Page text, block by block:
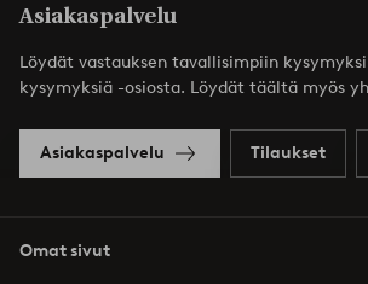
Asiakaspalvelu
Löydät vastauksen tavallisimpiin
kysymyksiä -osiosta. Löydät täältä myös
Asiakaspalvelu Tilaukset
Omat sivut